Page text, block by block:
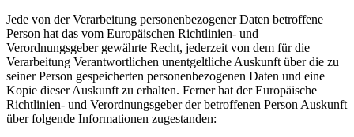
Jede von der Verarbeitung personenbezogener Daten betroffene
Person hat das vom Europäischen Richtlinien- und
Verordnungsgeber gewährte Recht, jederzeit von dem für die
Verarbeitung Verantwortlichen unentgeltliche Auskunft über die zu
seiner Person gespeicherten personenbezogenen Daten und eine
Kopie dieser Auskunft zu erhalten. Ferner hat der Europäische
Richtlinien- und Verordnungsgeber der betroffenen Person Auskunft
über folgende Informationen zugestanden: